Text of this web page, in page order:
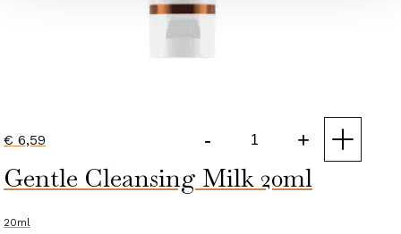
€ 6,59 -
Cleanser
[20ml]
+
Gentle Cleansing Milk 20ml
20ml